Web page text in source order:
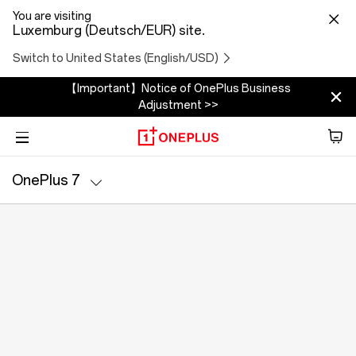
You are visiting
Luxemburg (Deutsch/EUR) site.
Switch to United States (English/USD)
【Important】Notice of OnePlus Business
Adjustment >>
Telefon
OnePlus 7